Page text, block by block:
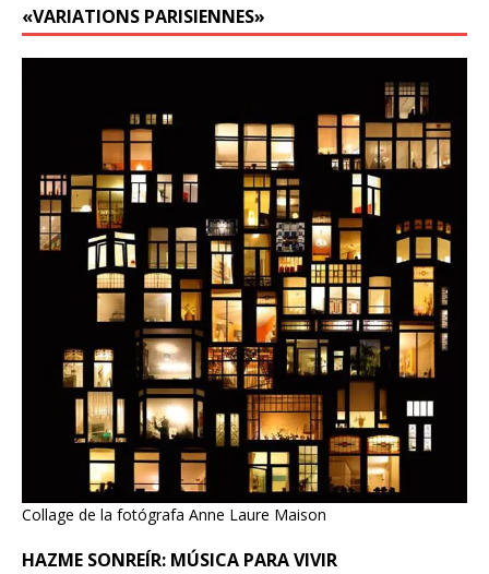
«VARIATIONS PARISIENNES»
Collage de la fotógrafa Anne Laure Maison
HAZME SONREÍR: MÚSICA PARA VIVIR